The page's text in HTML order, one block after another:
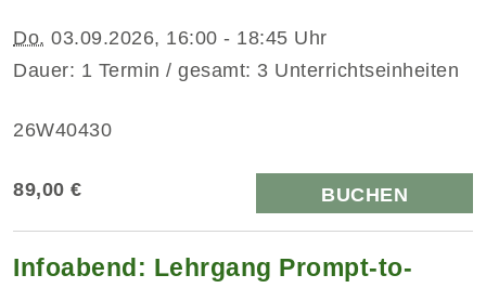
Do. 03.09.2026, 16:00 - 18:45 Uhr
Dauer: 1 Termin / gesamt: 3 Unterrichtseinheiten
26W40430
89,00 € BUCHEN
Infoabend: Lehrgang Prompt-to-